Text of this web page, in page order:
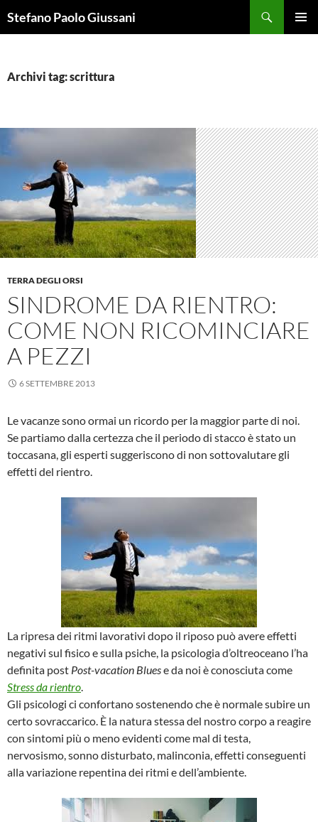
alStefano Paolo Giussani
Archivi tag: scrittura
TERRA DEGLI ORSI
SINDROME DA RIENTRO:
COME NON RICOMINCIARE
A PEZZI
6 SETTEMBRE 2013
Le vacanze sono ormai un ricordo per la maggior parte di noi.
Se partiamo dalla certezza che il periodo di stacco è stato un
toccasana, gli esperti suggeriscono di non sottovalutare gli
effetti del rientro.
La ripresa dei ritmi lavorativi dopo il riposo può avere effetti
negativi sul fisico e sulla psiche, la psicologia d’oltreoceano l’ha
definita post Post-vacation Bluese da noi è conosciuta come
Stress da rientro.
Gli psicologi ci confortano sostenendo che è normale subire un
certo sovraccarico. È la natura stessa del nostro corpo a reagire
con sintomi più o meno evidenti come mal di testa,
nervosismo, sonno disturbato, malinconia, effetti conseguenti
alla variazione repentina dei ritmi e dell’ambiente.